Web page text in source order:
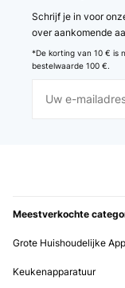
Schrijf je in voor
over aankomende
*De korting van 10 € is
bestelwaarde 100 €.
Meestverkochte
Grote Huishoudelijke
Keukenapparatuur